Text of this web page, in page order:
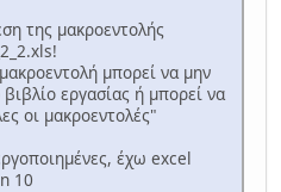
της μακροεντολής
μπορεί να μην
εργασίας ή μπορεί να
οι μακροεντολές"
έχω excel
10